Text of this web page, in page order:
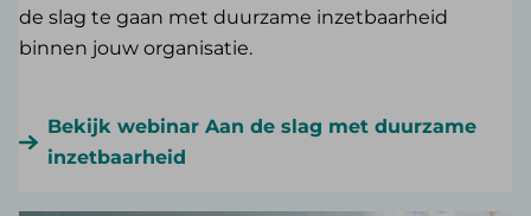
de slag te gaan met duurzame inzetbaarheid
binnen jouw organisatie.
Bekijk webinar Aan de slag met duurzame
inzetbaarheid